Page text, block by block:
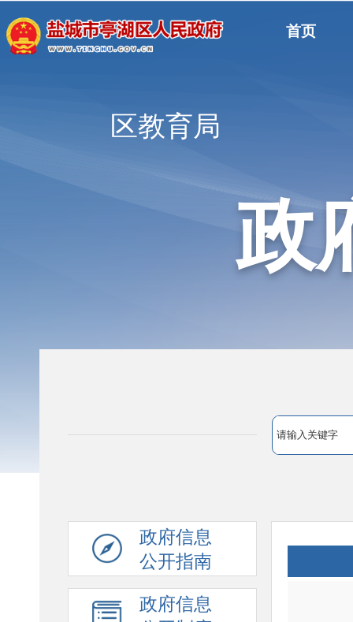
首页
区教育局
政
政府信息
公开指南
政府信息